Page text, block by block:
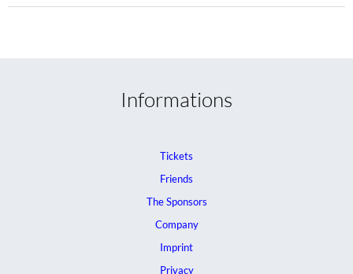
Informations
Tickets
Friends
The Sponsors
Company
Imprint
Privacy